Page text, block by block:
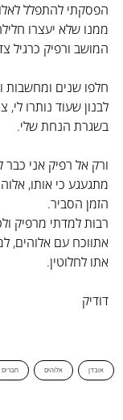
הפסקתי להתפלל
ממנו שלא יעצרו
המושב ורפיק כרגיל
חלפו שנים
לבנון שעוד נותרו
בשגרת הנחת שלי.
ורק אל רפיק אני
מתגעגע כי אותו,
הזמן הסביר.
רבות למדתי מרפיק
אתווכח עם אלוהים,
אתו לחלוטין.
דודיק
אובדן אלוהים חברים